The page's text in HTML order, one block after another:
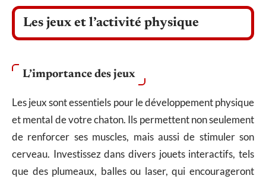
Les jeux et l’activité physique
L’importance des jeux
Les jeux sont essentiels pour le développement physique
et mental de votre chaton. Ils permettent non seulement
de renforcer ses muscles, mais aussi de stimuler son
cerveau. Investissez dans divers jouets interactifs, tels
que des plumeaux, balles ou laser, qui encourageront